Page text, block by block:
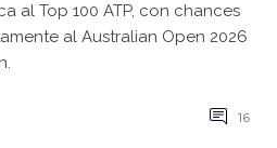
al Top 100 ATP, con chances
al Australian Open 2026
16